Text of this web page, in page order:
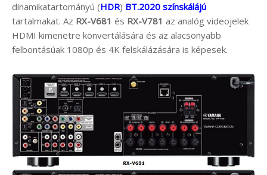
dinamikatartományú (HDR) BT.2020 színskálájú
tartalmakat. Az RX-V681 és RX-V781 az analóg videojelek
HDMI kimenetre konvertálására és az alacsonyabb
felbontásúak 1080p és 4K felskálázására is képesek.